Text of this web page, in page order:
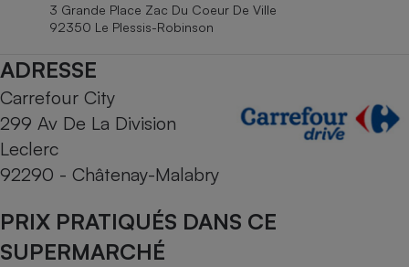
3 Grande Place Zac Du Coeur De Ville
92350 Le Plessis-Robinson
ADRESSE
Carrefour City
299 Av De La Division
Leclerc
92290 - Châtenay-Malabry
PRIX PRATIQUÉS DANS CE
SUPERMARCHÉ